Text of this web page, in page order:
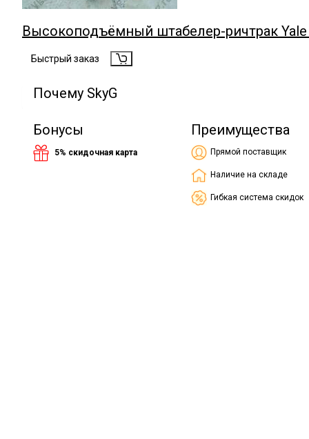
Высокоподъёмный штабелер-ричтрак
Быстрый заказ
Почему SkyG
Бонусы
5% скидочная карта
Преимущества
Прямой поставщик
Наличие на складе
Гибкая система скидок